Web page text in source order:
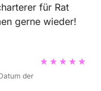
für Rat
gerne wieder!
der